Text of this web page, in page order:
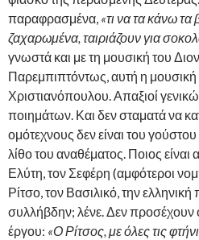
παραφρασμένα, «τι να τα κάνω τα
ζαχαρωμένα, ταιριάζουν για
γνωστά και με τη μουσική του
Παρεμπιπτόντως, αυτή η μουσική
Χριστιανόπουλου. Απαξιοί
ποιημάτων. Και δεν σταματά να
ομότεχνους δεν είναι του
λίθο του αναθέματος. Ποιος είναι
Ελύτη, τον Σεφέρη (αμφότεροι
Ρίτσο, τον Βασιλικό, την ελληνική
συλλήβδην; λένε. Δεν προσέχουν
έργου: «Ο Ρίτσος, με όλες τις